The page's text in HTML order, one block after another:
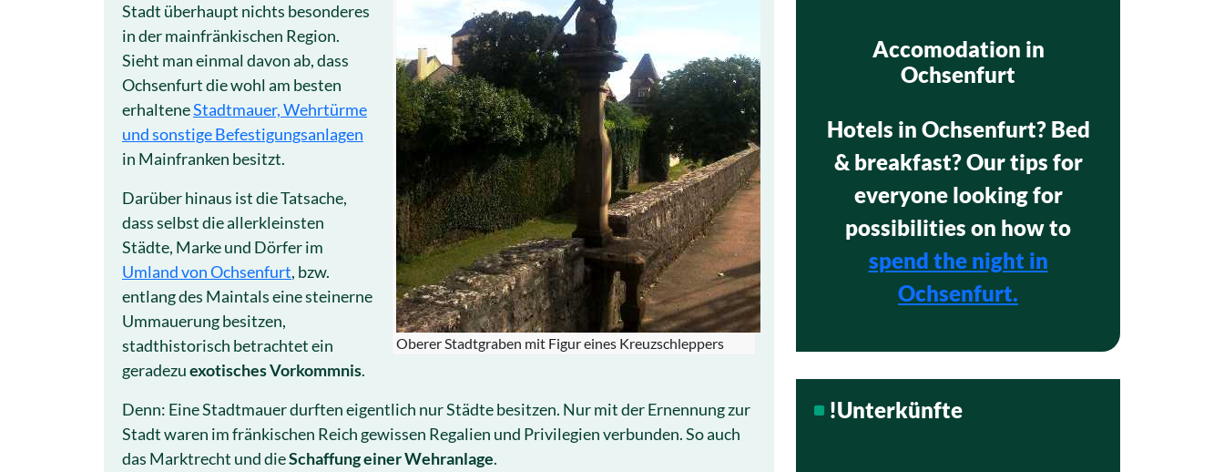
Oberer Stadtgraben mit Figur eines Kreuzschleppers
Stadt überhaupt nichts besonderes
in der mainfränkischen Region.
Sieht man einmal davon ab, dass
Ochsenfurt die wohl am besten
erhalteneStadtmauer, Wehrtürme
und sonstige Befestigungsanlagen
in Mainfranken besitzt.
Darüber hinaus ist die Tatsache,
dass selbst die allerkleinsten
Städte, Marke und Dörfer im
Umland von Ochsenfurt, bzw.
entlang des Maintals eine steinerne
Ummauerung besitzen,
stadthistorisch betrachtet ein
geradezuexotisches Vorkommnis.
Denn: Eine Stadtmauer durften eigentlich nur Städte besitzen. Nur mit der Ernennung zur
Stadt waren im fränkischen Reich gewissen Regalien und Privilegien verbunden. So auch
das Marktrecht und dieSchaffung einer Wehranlage.
Accomodation in
Ochsenfurt
Hotels in Ochsenfurt? Bed
& breakfast? Our tips for
everyone looking for
possibilities on how to
spend the night in
Ochsenfurt.
!Unterkünfte